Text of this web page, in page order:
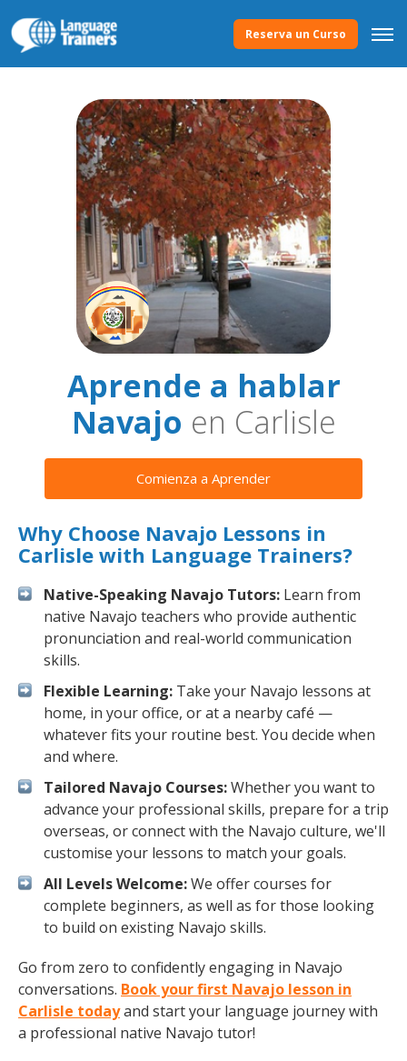
Reserva un Curso
Aprende a hablar
Navajo en Carlisle
Comienza a Aprender
Why Choose Navajo Lessons in
Carlisle with Language Trainers?
Native-Speaking Navajo Tutors: Learn from
native Navajo teachers who provide authentic
pronunciation and real-world communication
skills.
Flexible Learning: Take your Navajo lessons at
home, in your office, or at a nearby café —
whatever fits your routine best. You decide when
and where.
Tailored Navajo Courses:Whether you want to
advance your professional skills, prepare for a trip
overseas, or connect with the Navajo culture, we'll
customise your lessons to match your goals.
All Levels Welcome:We offer courses for
complete beginners, as well as for those looking
to build on existing Navajo skills.
Go from zero to confidently engaging in Navajo
conversations. Book your first Navajo lesson in
Carlisle todayand start your language journey with
a professional native Navajo tutor!